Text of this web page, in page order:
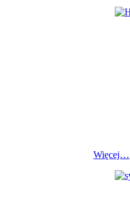
Więcej…